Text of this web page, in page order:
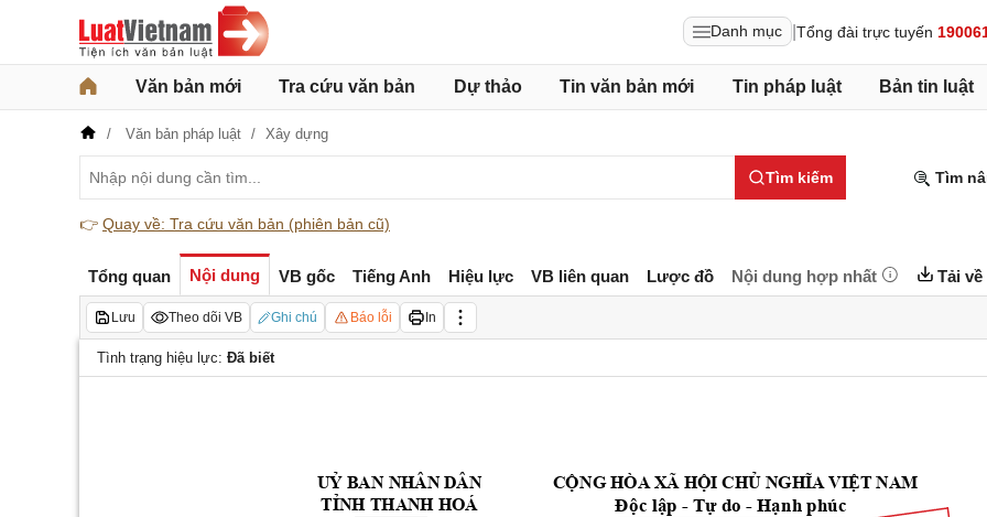
Danh mục Tổng đài trực tuyến
Văn bản mới Tra cứu văn bản Dự thảo Tin văn bản mới Tin pháp luật Bản tin luật
Văn bản pháp luật Xây dựng
Tìm kiếm Tìm
👉 Quay về: Tra cứu văn bản (phiên bản cũ)
Tổng quan Nội dung VB gốc Tiếng Anh Hiệu lực VB liên quan Lược đồ Nội dung hợp nhất Tải về
Lưu Theo dõi VB Ghi chú Báo lỗi In
Tình trạng hiệu lực: Đã biết
UỶ BAN NHÂN DÂN
TỈNH THANH HOÁ
CỘNG HÒA XÃ HỘI CHỦ NGHĨA VIỆT NAM
Độc lập - Tự do - Hạnh phúc